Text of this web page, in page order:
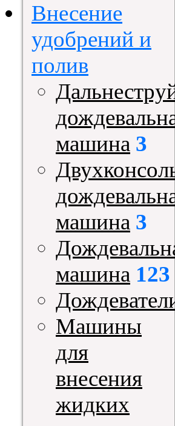
Внесение
удобрений и
полив
машина 3
машина 3
машина 123
Машины
для
внесения
жидких